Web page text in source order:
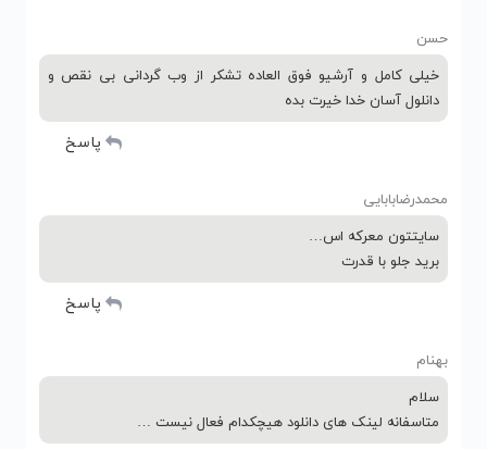
حسن
خیلی کامل و آرشیو فوق العاده تشکر از وب گردانی بی نقص و
دانلول آسان خدا خیرت بده
پاسخ
محمدرضابابایی
سایتتون معرکه اس…
برید جلو با قدرت
پاسخ
بهنام
سلام
متاسفانه لینک های دانلود هیچکدام فعال نیست …